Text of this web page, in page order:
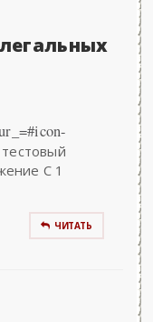
С 1
ЧИТАТЬ